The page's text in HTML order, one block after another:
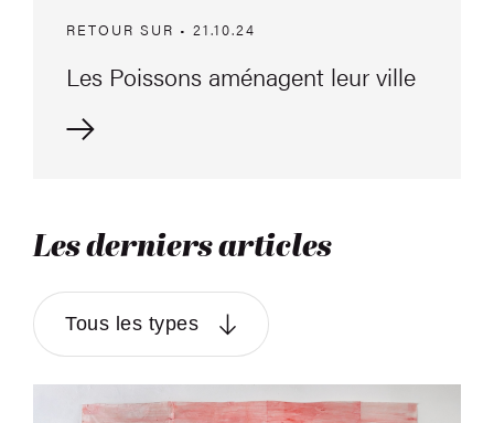
RETOUR SUR • 21.10.24
Les Poissons aménagent leur ville
Les derniers articles
Tous les types
Sylvie Canonne – Exposition